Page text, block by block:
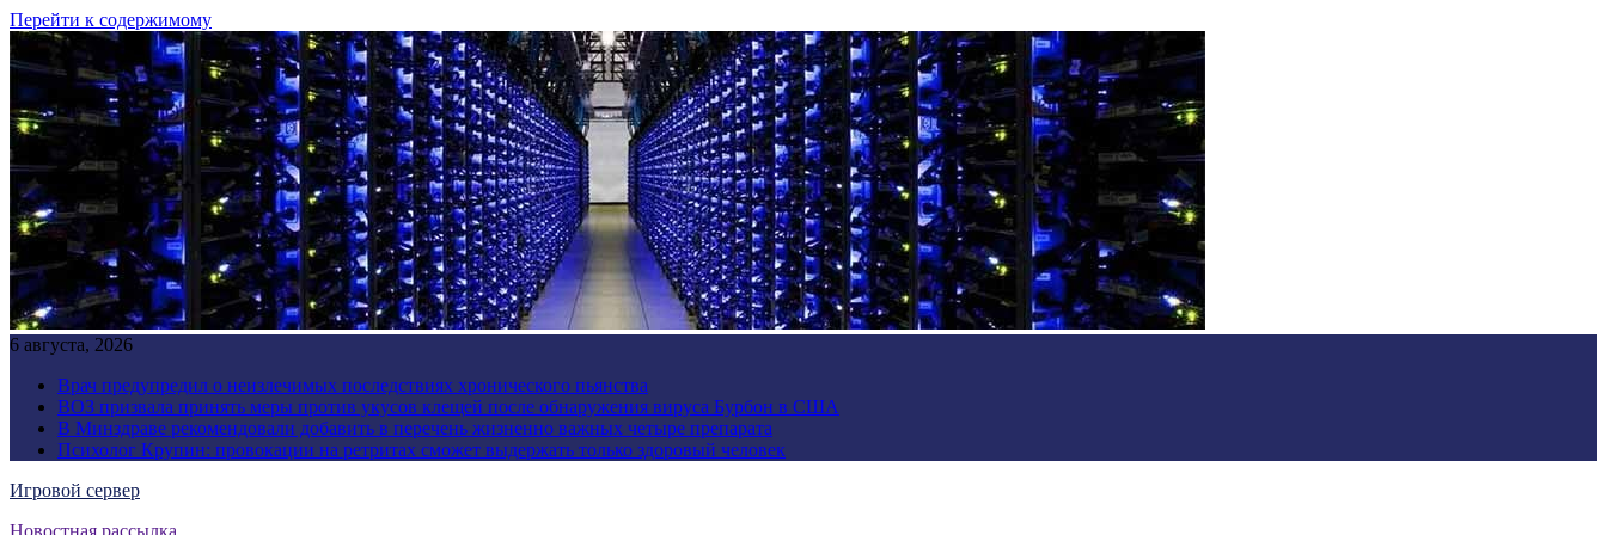
Перейти к содержимому
6 августа, 2026
Врач предупредил о неизлечимых последствиях хронического пьянства
ВОЗ призвала принять меры против укусов клещей после обнаружения вируса Бурбон в США
В Минздраве рекомендовали добавить в перечень жизненно важных четыре препарата
Психолог Крупин: провокации на ретритах сможет выдержать только здоровый человек
Игровой сервер
Новостная рассылка